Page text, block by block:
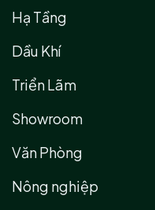
Hạ Tầng
Dầu Khí
Triển Lãm
Showroom
Văn Phòng
Nông nghiệp